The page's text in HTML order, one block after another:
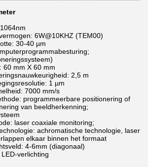
6W@10KHZ (TEM00)
30-40 µm
60 mm X 60 mm
2,5 m
1 µm
7000 mm/s
programmeerbare positionering of
van beeldherkenning;
laser coaxiale monitoring;
achromatische technologie, laser
elkaar binnen het formaat
4-6mm (diagonaal)
verlichting